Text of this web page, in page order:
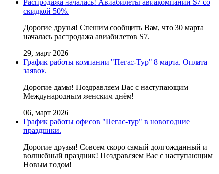
Распродажа началась! Авиабилеты авиакомпании S7 со
скидкой 50%.
Дорогие друзья! Cпешим сообщить Вам, что 30 марта
началась распродажа авиабилетов S7.
29, март 2026
График работы компании "Пегас-Тур" 8 марта. Оплата
заявок.
Дорогие дамы! Поздравляем Вас с наступающим
Международным женским днём!
06, март 2026
График работы офисов "Пегас-тур" в новогодние
праздники.
Дорогие друзья! Совсем скоро самый долгожданный и
волшебный праздник! Поздравляем Вас с наступающим
Новым годом!